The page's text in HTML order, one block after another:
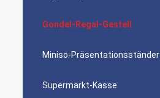
Gondel-Regal-Gestell
Miniso-Präsentationsständer
Supermarkt-Kasse